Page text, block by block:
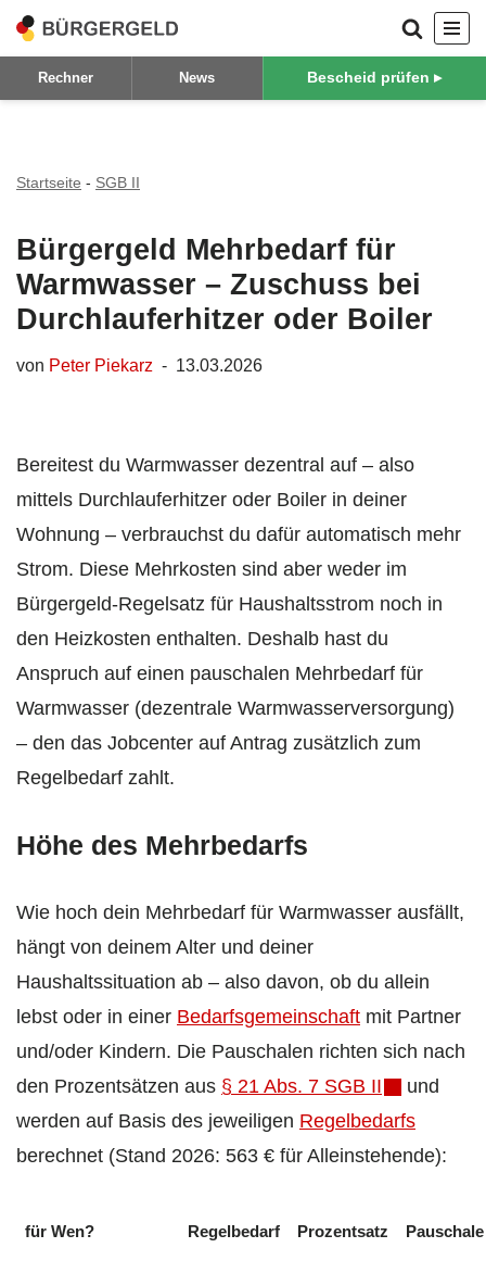
Zum
Inhalt
Rechner News Bescheid prüfen ▸
Startseite - SGB II
Bürgergeld Mehrbedarf für
Warmwasser – Zuschuss bei
Durchlauferhitzer oder Boiler
von Peter Piekarz 13.03.2026
Bereitest du Warmwasser dezentral auf – also
mittels Durchlauferhitzer oder Boiler in deiner
Wohnung – verbrauchst du dafür automatisch mehr
Strom. Diese Mehrkosten sind aber weder im
Bürgergeld-Regelsatz für Haushaltsstrom noch in
den Heizkosten enthalten. Deshalb hast du
Anspruch auf einen pauschalen Mehrbedarf für
Warmwasser (dezentrale Warmwasserversorgung)
– den das Jobcenter auf Antrag zusätzlich zum
Regelbedarf zahlt.
Höhe des Mehrbedarfs
Wie hoch dein Mehrbedarf für Warmwasser ausfällt,
hängt von deinem Alter und deiner
Haushaltssituation ab – also davon, ob du allein
lebst oder in einer Bedarfsgemeinschaft mit Partner
und/oder Kindern. Die Pauschalen richten sich nach
den Prozentsätzen aus § 21 Abs. 7 SGB II
und
werden auf Basis des jeweiligen Regelbedarfs
berechnet (Stand 2026: 563 € für Alleinstehende):
für Wen? Regelbedarf Prozentsatz Pauschale